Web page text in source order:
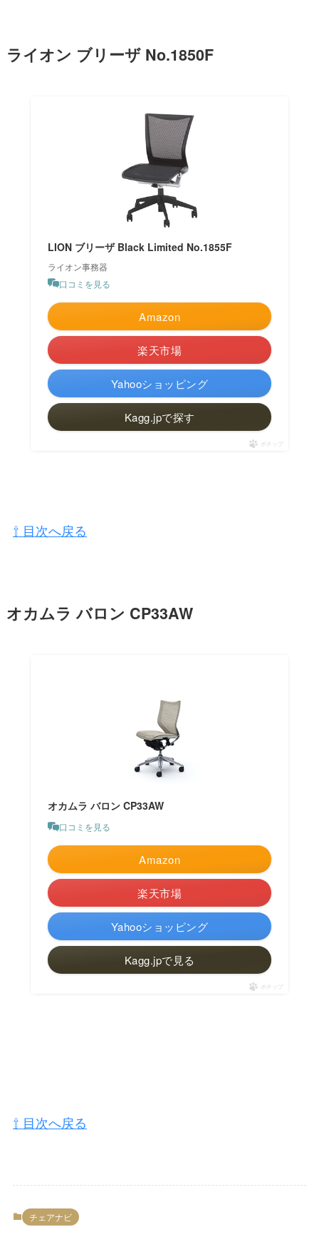
ライオン ブリーザ No.1850F
LION ブリーザ Black Limited No.1855F
ライオン事務器
口コミを見る
Amazon
楽天市場
Yahooショッピング
Kagg.jpで探す
ポチップ
⇧ 目次へ戻る
オカムラ バロン CP33AW
オカムラ バロン CP33AW
口コミを見る
Amazon
楽天市場
Yahooショッピング
Kagg.jpで見る
ポチップ
⇧ 目次へ戻る
チェアナビ